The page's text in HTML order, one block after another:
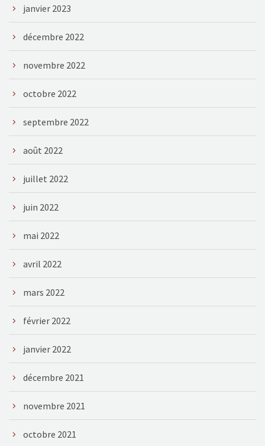
janvier 2023
décembre 2022
novembre 2022
octobre 2022
septembre 2022
août 2022
juillet 2022
juin 2022
mai 2022
avril 2022
mars 2022
février 2022
janvier 2022
décembre 2021
novembre 2021
octobre 2021